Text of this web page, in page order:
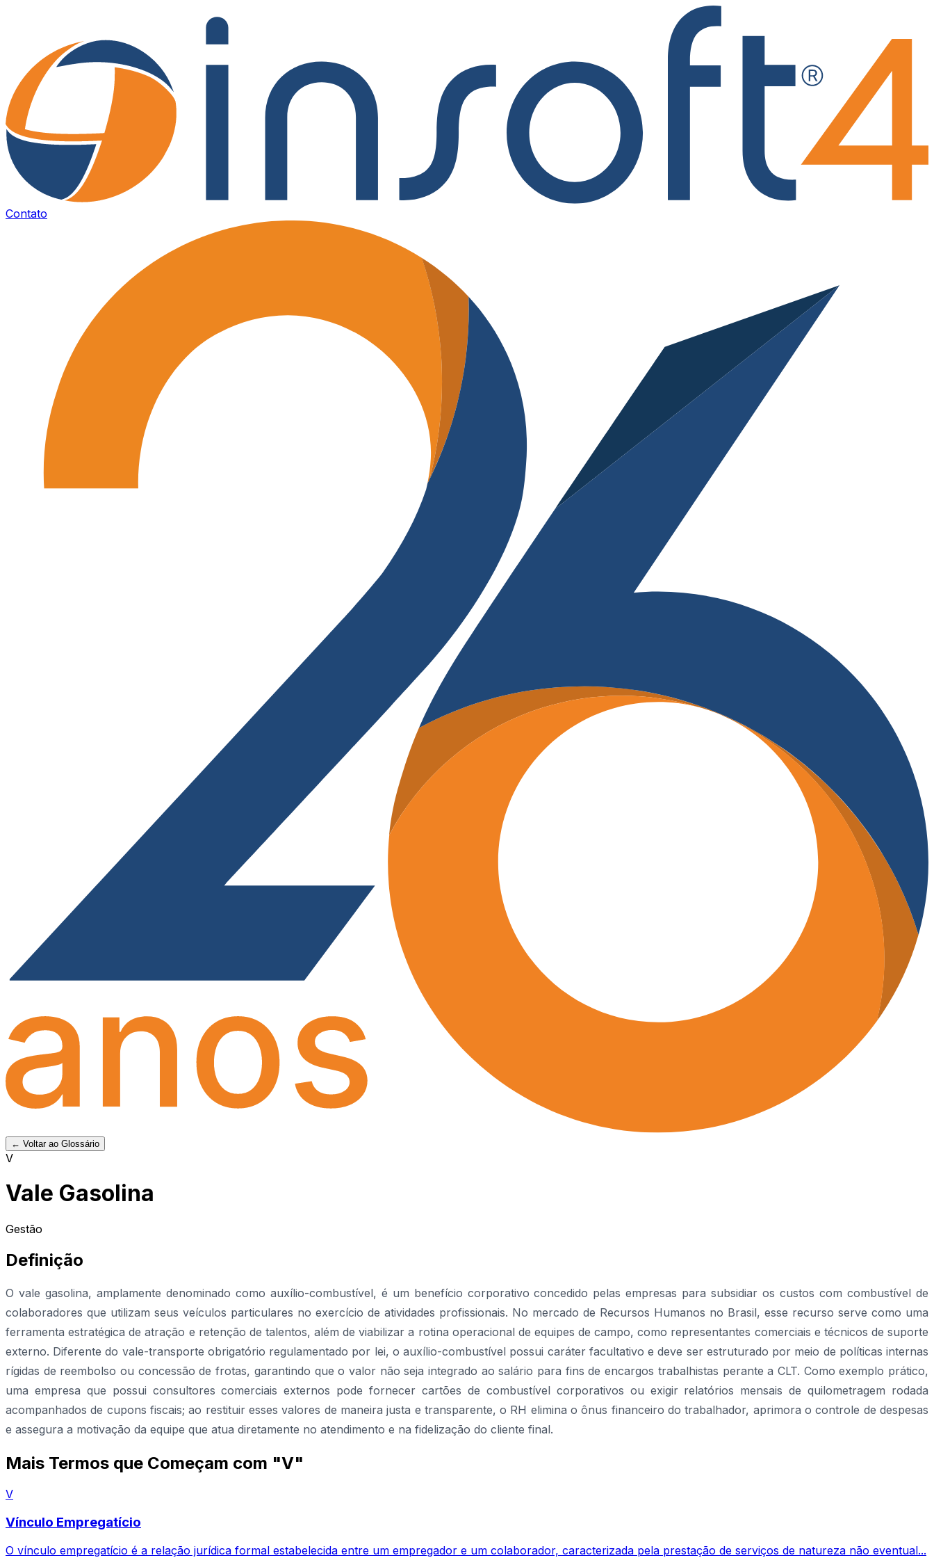
Contato
← Voltar ao Glossário
V
Vale Gasolina
Gestão
Definição
O vale gasolina, amplamente denominado como auxílio-combustível, é um benefício corporativo concedido pelas empresas para subsidiar os custos com combustível de
colaboradores que utilizam seus veículos particulares no exercício de atividades profissionais. No mercado de Recursos Humanos no Brasil, esse recurso serve como uma
ferramenta estratégica de atração e retenção de talentos, além de viabilizar a rotina operacional de equipes de campo, como representantes comerciais e técnicos de suporte
externo. Diferente do vale-transporte obrigatório regulamentado por lei, o auxílio-combustível possui caráter facultativo e deve ser estruturado por meio de políticas internas
rígidas de reembolso ou concessão de frotas, garantindo que o valor não seja integrado ao salário para fins de encargos trabalhistas perante a CLT. Como exemplo prático,
uma empresa que possui consultores comerciais externos pode fornecer cartões de combustível corporativos ou exigir relatórios mensais de quilometragem rodada
acompanhados de cupons fiscais; ao restituir esses valores de maneira justa e transparente, o RH elimina o ônus financeiro do trabalhador, aprimora o controle de despesas
e assegura a motivação da equipe que atua diretamente no atendimento e na fidelização do cliente final.
Mais Termos que Começam com "V"
V
Vínculo Empregatício
O vínculo empregatício é a relação jurídica formal estabelecida entre um empregador e um colaborador, caracterizada pela prestação de serviços de natureza não eventual...